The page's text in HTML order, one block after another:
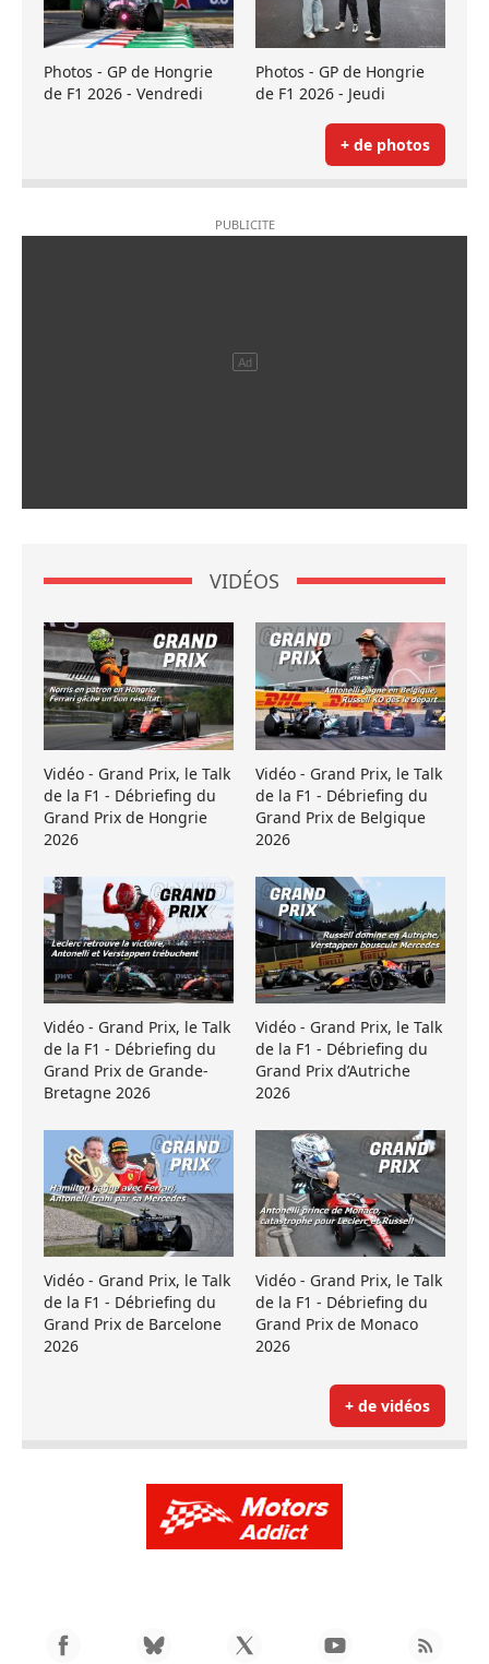
Photos - GP de Hongrie
de F1 2026 - Vendredi
Photos - GP de Hongrie
de F1 2026 - Jeudi
+ de photos
VIDÉOS
Vidéo - Grand Prix, le Talk
de la F1 - Débriefing du
Grand Prix de Hongrie
2026
Vidéo - Grand Prix, le Talk
de la F1 - Débriefing du
Grand Prix de Belgique
2026
Vidéo - Grand Prix, le Talk
de la F1 - Débriefing du
Grand Prix de Grande-
Bretagne 2026
Vidéo - Grand Prix, le Talk
de la F1 - Débriefing du
Grand Prix d’Autriche
2026
Vidéo - Grand Prix, le Talk
de la F1 - Débriefing du
Grand Prix de Barcelone
2026
Vidéo - Grand Prix, le Talk
de la F1 - Débriefing du
Grand Prix de Monaco
2026
+ de vidéos